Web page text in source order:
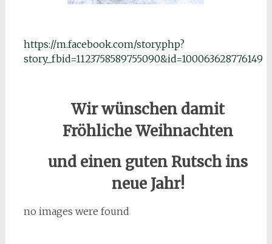
https://m.facebook.com/story.php?
story_fbid=1123758589755090&id=100063628776149
Wir wünschen damit
Fröhliche Weihnachten
und einen guten Rutsch ins
neue Jahr!
no images were found